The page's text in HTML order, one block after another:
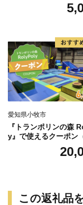
愛知県小牧市
『トランポリンの森
y』で使えるクーポン
この返礼品